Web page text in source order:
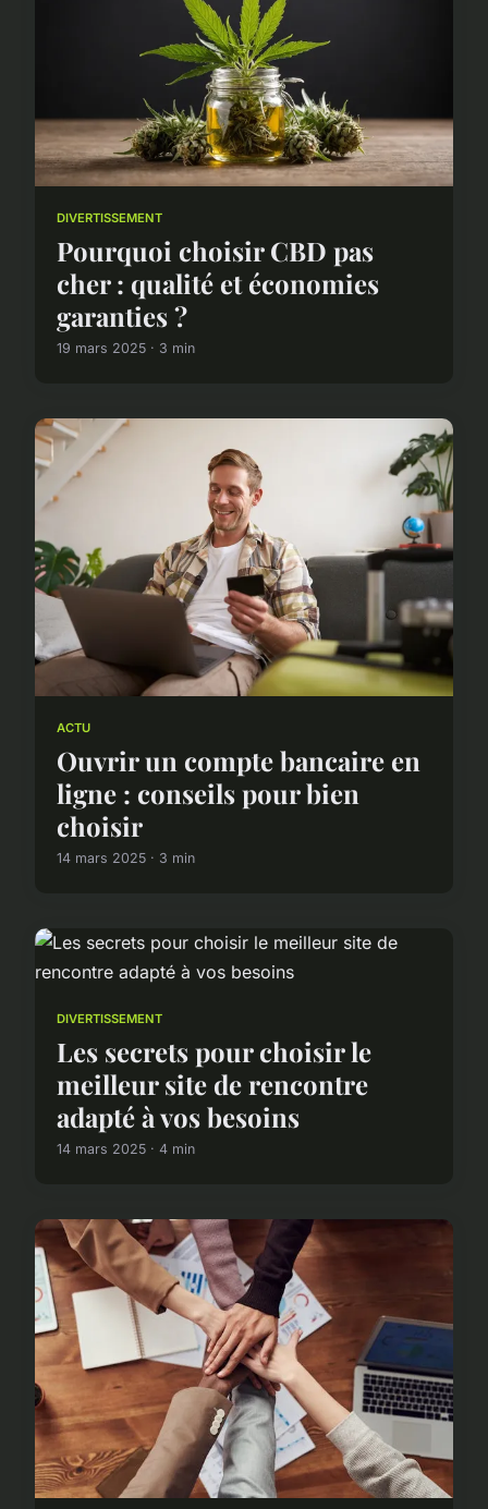
DIVERTISSEMENT
Pourquoi choisir CBD pas
cher : qualité et économies
garanties ?
19 mars 2025 · 3 min
ACTU
Ouvrir un compte bancaire en
ligne : conseils pour bien
choisir
14 mars 2025 · 3 min
DIVERTISSEMENT
Les secrets pour choisir le
meilleur site de rencontre
adapté à vos besoins
14 mars 2025 · 4 min